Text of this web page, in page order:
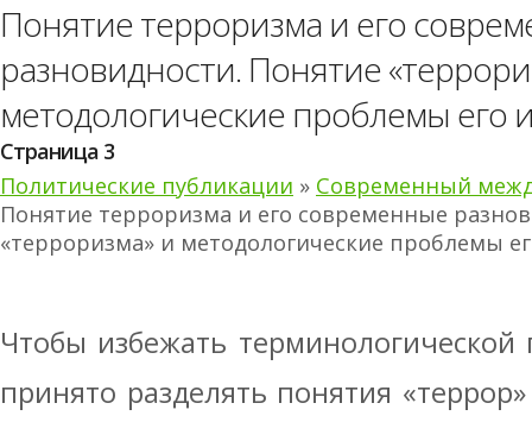
Понятие терроризма и его
разновидности. Понятие
методологические проблемы его
Страница 3
Политические публикации » Современный
Понятие терроризма и его современные
«терроризма» и методологические проблемы
Чтобы избежать терминологической
принято разделять понятия